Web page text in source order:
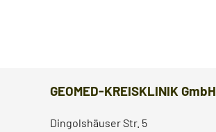
GEOMED-KREISKLINIK GmbH
Dingolshäuser Str. 5